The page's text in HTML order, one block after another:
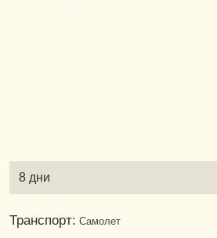
8 дни
Транспорт: Самолет